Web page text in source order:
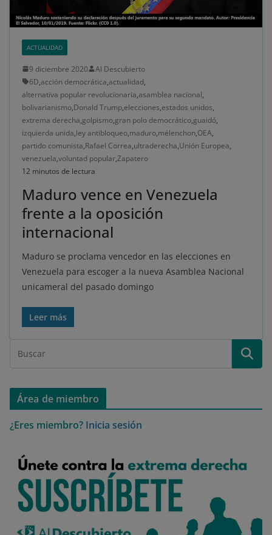
ACTUALIDAD
9 diciembre 2020
Al Descubierto
6D,acción democrática,actualidad,
alternativa popular revolucionaria,asamblea nacional,
bolivarianismo,Donald Trump,elecciones,estados unidos,
extrema derecha,golpismo,gran polo democrático,guaidó,
izquierda unida,ley antibloqueo,maduro,mélenchon,OEA,
partido comunista,Rafael Correa,ultraderecha,Unión Europea,
venezuela,voluntad popular,Zapatero
12 minutos de lectura
Maduro vence en Venezuela
frente a la oposición
internacional
Maduro se proclama vencedor en las elecciones en
Venezuela para escoger a la nueva Asamblea Nacional
unicameral del pasado domingo
Leer más
Área de miembro
¿Eres miembro? Inicia sesión